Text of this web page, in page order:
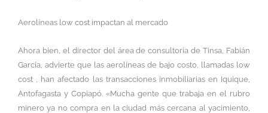
Aerolíneas low cost impactan al mercado
Ahora bien, el director del área de consultoría de Tinsa, Fabián
García, advierte que las aerolíneas de bajo costo, llamadas low
cost , han afectado las transacciones inmobiliarias en Iquique,
Antofagasta y Copiapó. «Mucha gente que trabaja en el rubro
minero ya no compra en la ciudad más cercana al yacimiento,